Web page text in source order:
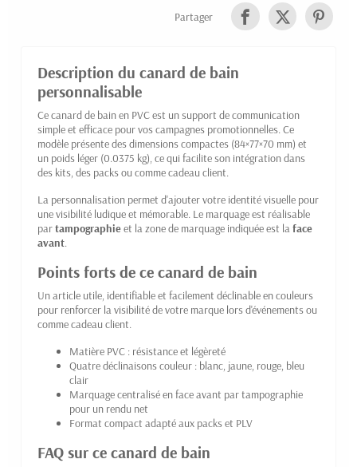
Partager
Description du canard de bain
personnalisable
Ce canard de bain en PVC est un support de communication
simple et efficace pour vos campagnes promotionnelles. Ce
modèle présente des dimensions compactes (84×77×70 mm) et
un poids léger (0.0375 kg), ce qui facilite son intégration dans
des kits, des packs ou comme cadeau client.
La personnalisation permet d'ajouter votre identité visuelle pour
une visibilité ludique et mémorable. Le marquage est réalisable
partampographieet la zone de marquage indiquée est laface
avant.
Points forts de ce canard de bain
Un article utile, identifiable et facilement déclinable en couleurs
pour renforcer la visibilité de votre marque lors d'événements ou
comme cadeau client.
Matière PVC : résistance et légèreté
Quatre déclinaisons couleur : blanc, jaune, rouge, bleu
clair
Marquage centralisé en face avant par tampographie
pour un rendu net
Format compact adapté aux packs et PLV
FAQ sur ce canard de bain